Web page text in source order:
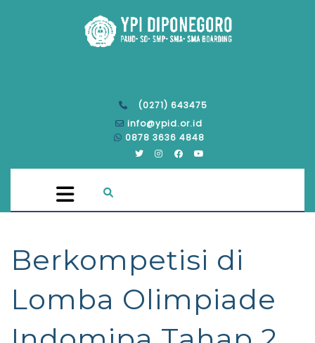
(0271) 643475
info@ypid.or.id
0878 3636 4848
Berkompetisi di
Lomba Olimpiade